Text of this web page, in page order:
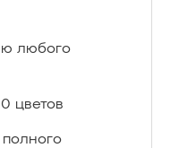
любого
цветов